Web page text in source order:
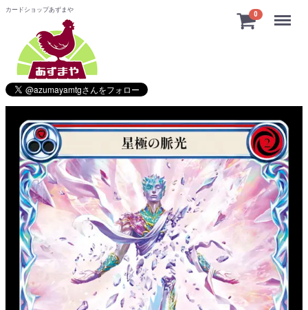
カードショップあずまや
0 Menu